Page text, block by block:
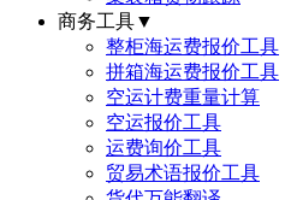
商务工具▼
整柜海运费报价工具
拼箱海运费报价工具
空运计费重量计算
空运报价工具
运费询价工具
贸易术语报价工具